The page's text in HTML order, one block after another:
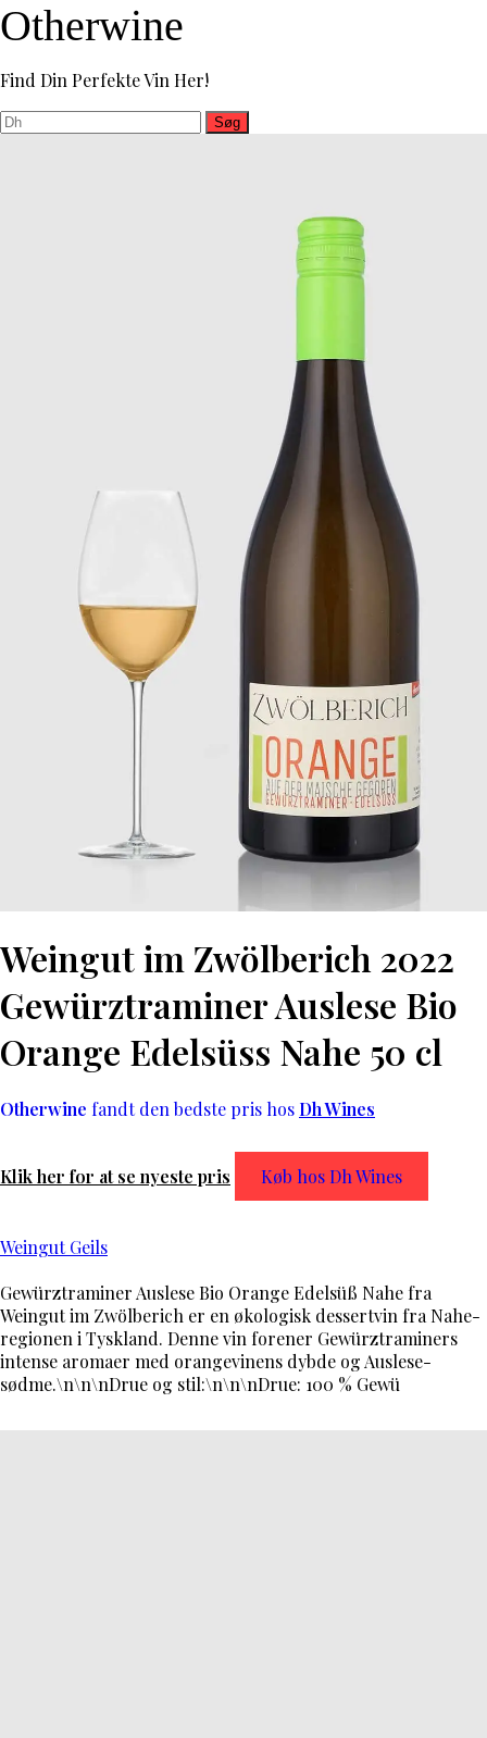
Otherwine
Find Din Perfekte Vin Her!
Søg
Weingut im Zwölberich 2022
Gewürztraminer Auslese Bio
Orange Edelsüss Nahe 50 cl
Otherwine fandt den bedste pris hos Dh Wines
Klik her for at se nyeste pris Køb hos Dh Wines
Weingut Geils
Gewürztraminer Auslese Bio Orange Edelsüß Nahe fra
Weingut im Zwölberich er en økologisk dessertvin fra Nahe-
regionen i Tyskland. Denne vin forener Gewürztraminers
intense aromaer med orangevinens dybde og Auslese-
sødme.\n\n\nDrue og stil:\n\n\nDrue: 100 % Gewü